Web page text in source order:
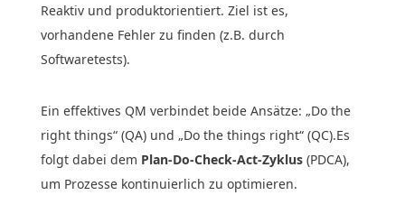
Reaktiv und produktorientiert. Ziel ist es,
vorhandene Fehler zu finden (z.B. durch
Softwaretests).
Ein effektives QM verbindet beide Ansätze: „Do the
right things“ (QA) und „Do the things right“ (QC).Es
folgt dabei dem Plan-Do-Check-Act-Zyklus(PDCA),
um Prozesse kontinuierlich zu optimieren.